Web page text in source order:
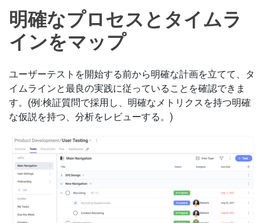
ユーザーテストを支援する
明確なプロセスとタイムラ
インをマップ
ユーザーテストを開始する前から明確な計画を立てて、タ
イムラインと最良の実践に従っていることを確認できま
す。(例:検証質問で採用し、明確なメトリクスを持つ明確
な仮説を持つ、分析をレビューする。)